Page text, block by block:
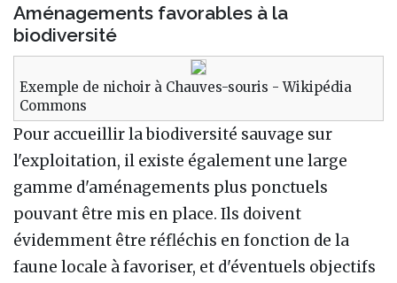
Aménagements favorables à la
biodiversité
Exemple de nichoir à Chauves-souris - Wikipédia
Commons
Pour accueillir la biodiversité sauvage sur
l'exploitation, il existe également une large
gamme d'aménagements plus ponctuels
pouvant être mis en place. Ils doivent
évidemment être réfléchis en fonction de la
faune locale à favoriser, et d'éventuels objectifs